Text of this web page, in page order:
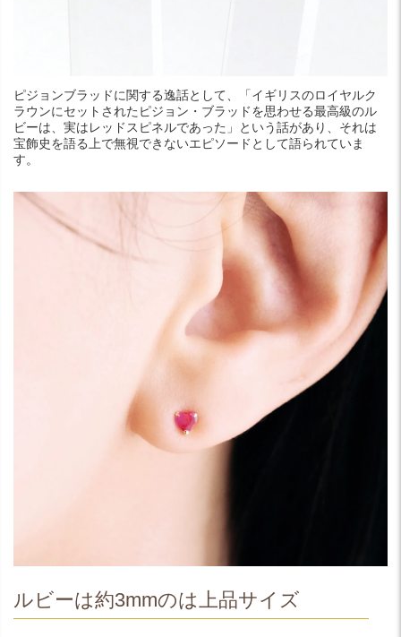
ピジョンブラッドに関する逸話として、「イギリスのロイヤルク
ラウンにセットされたピジョン・ブラッドを思わせる最高級のル
ビーは、実はレッドスピネルであった」という話があり、それは
宝飾史を語る上で無視できないエピソードとして語られていま
す。
ルビーは約3mmのは上品サイズ